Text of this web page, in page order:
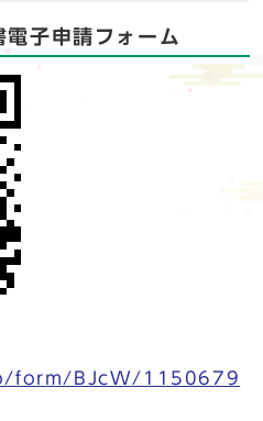
子申請フォーム
form/BJcW/1150679